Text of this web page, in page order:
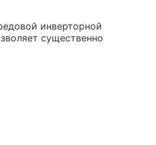
инверторной
существенно